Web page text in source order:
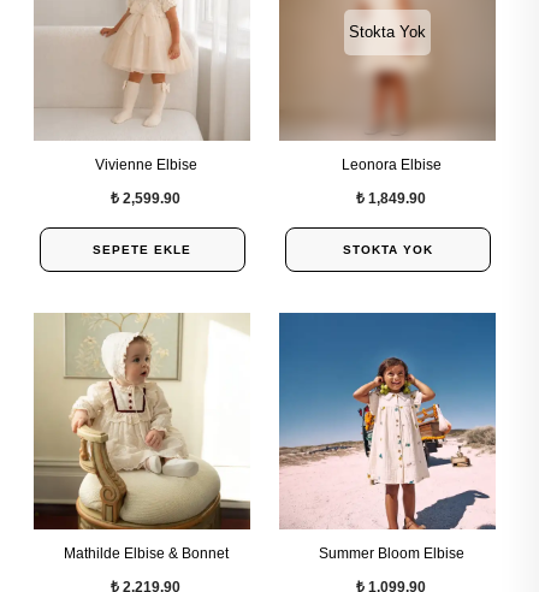
Vivienne Elbise
₺ 2,599.90
SEPETE EKLE
Stokta Yok
Leonora Elbise
₺ 1,849.90
STOKTA YOK
Mathilde Elbise & Bonnet
₺ 2,219.90
Summer Bloom Elbise
₺ 1,099.90